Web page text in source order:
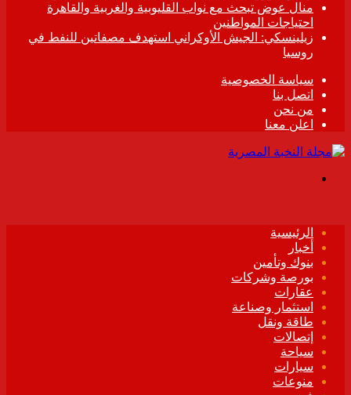
منال عوض تبحث مع نواب القليوبية والغربية والقاهرة
احتياجات المواطنين
زيلينسكي: الجيش الأوكراني استهدف مصفاتين للنفط في
روسيا
سياسة الخصوصية
اتصل بنا
من نحن
اعلن معنا
الرئيسية
أخبار
بنوك وتأمين
بورصة وشركات
عقارات
استثمار وصناعة
طاقة ونقل
إتصالات
سياحة
سيارات
منوعات